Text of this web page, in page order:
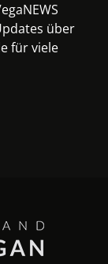
über
für viele